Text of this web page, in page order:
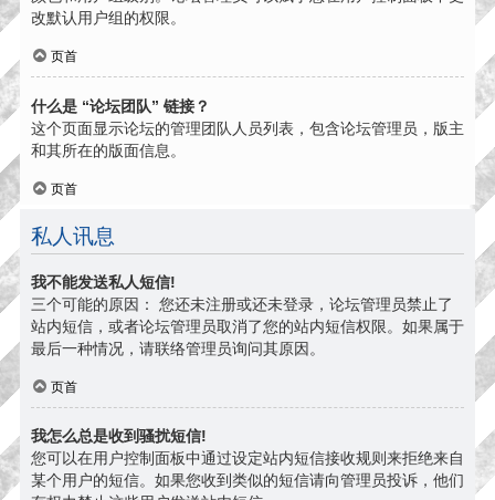
改默认用户组的权限。
页首
什么是 “论坛团队” 链接？
这个页面显示论坛的管理团队人员列表，包含论坛管理员，版主
和其所在的版面信息。
页首
私人讯息
我不能发送私人短信!
三个可能的原因： 您还未注册或还未登录，论坛管理员禁止了
站内短信，或者论坛管理员取消了您的站内短信权限。如果属于
最后一种情况，请联络管理员询问其原因。
页首
我怎么总是收到骚扰短信!
您可以在用户控制面板中通过设定站内短信接收规则来拒绝来自
某个用户的短信。如果您收到类似的短信请向管理员投诉，他们